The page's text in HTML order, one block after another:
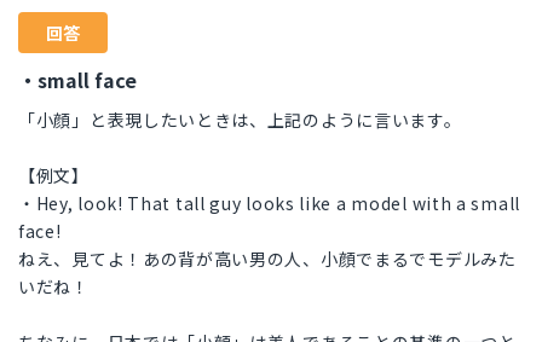
回答
・small face
「小顔」と表現したいときは、上記のように言います。
【例文】
・Hey, look! That tall guy looks like a model with a small
face!
ねえ、見てよ！あの背が高い男の人、小顔でまるでモデルみた
いだね！